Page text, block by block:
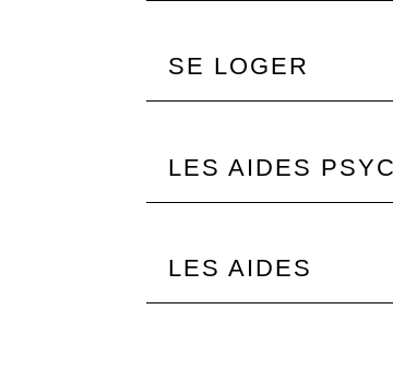
SE LOGER
LES AIDES
LES AIDES